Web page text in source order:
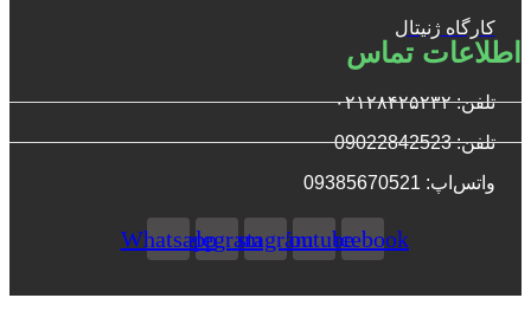
کارگاه ژنیتال
اطلاعات تماس
تلفن: ۰۲۱۲۸۴۲۵۲۳۲
تلفن: 09022842523
واتس‌‌اپ: 09385670521
Facebook
Youtube
Instagram
Telegram
Whatsapp